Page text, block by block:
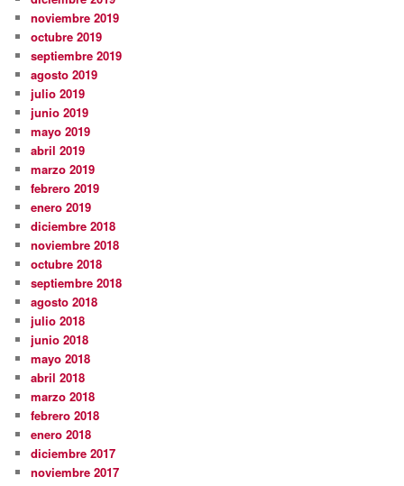
noviembre 2019
octubre 2019
septiembre 2019
agosto 2019
julio 2019
junio 2019
mayo 2019
abril 2019
marzo 2019
febrero 2019
enero 2019
diciembre 2018
noviembre 2018
octubre 2018
septiembre 2018
agosto 2018
julio 2018
junio 2018
mayo 2018
abril 2018
marzo 2018
febrero 2018
enero 2018
diciembre 2017
noviembre 2017